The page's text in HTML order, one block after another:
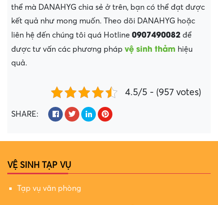
thể mà DANAHYG chia sẻ ở trên, bạn có thể đạt được
kết quả như mong muốn. Theo dõi DANAHYG hoặc
liên hệ đến chúng tôi quá Hotline 0907490082 để
được tư vấn các phương pháp vệ sinh thảm hiệu
quả.
4.5/5 - (957 votes)
SHARE:
VỆ SINH TẠP VỤ
Tạp vụ văn phòng